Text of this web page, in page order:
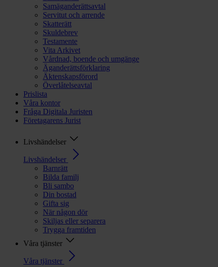
Samäganderättsavtal
Servitut och arrende
Skatterätt
Skuldebrev
Testamente
Vita Arkivet
Vårdnad, boende och umgänge
Äganderättsförklaring
Äktenskapsförord
Överlåtelseavtal
Prislista
Våra kontor
Fråga Digitala Juristen
Företagarens Jurist
Livshändelser
Livshändelser
Barnrätt
Bilda familj
Bli sambo
Din bostad
Gifta sig
När någon dör
Skiljas eller separera
Trygga framtiden
Våra tjänster
Våra tjänster